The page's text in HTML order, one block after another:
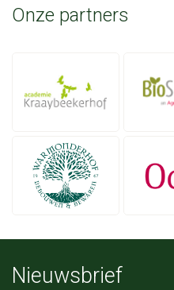
Onze partners
Nieuwsbrief